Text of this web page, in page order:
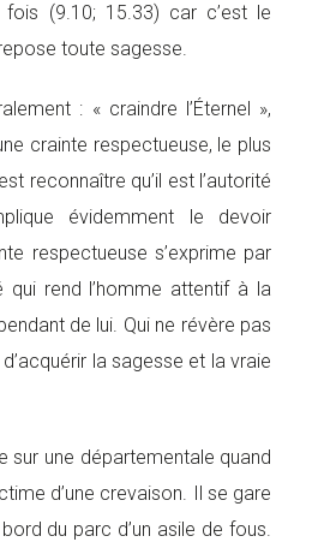
(9.10; 15.33) car c’est le
toute sagesse.
: « craindre l’Éternel »,
crainte respectueuse, le plus
reconnaître qu’il est l’autorité
évidemment le devoir
respectueuse s’exprime par
qui rend l’homme attentif à la
de lui. Qui ne révère pas
la sagesse et la vraie
sur une départementale quand
d’une crevaison. Il se gare
du parc d’un asile de fous.